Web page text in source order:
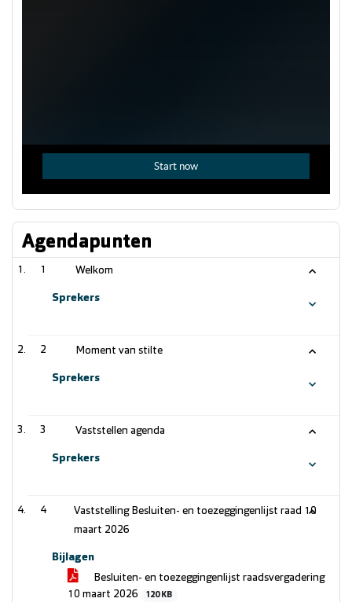
Agendapunten
1 Welkom
Sprekers
2 Moment van stilte
Sprekers
3 Vaststellen agenda
Sprekers
4
Vaststelling Besluiten- en toezeggingenlijst raad 10
maart 2026
Bijlagen
Besluiten- en toezeggingenlijst raadsvergadering
10 maart 2026
120 KB